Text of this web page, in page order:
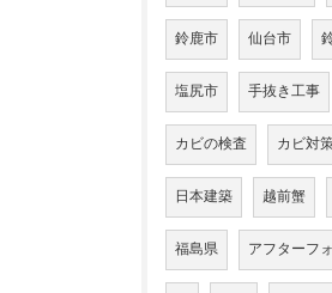
鈴鹿市 仙台市
塩尻市 手抜き工事
カビの検査 カビ対
日本建築 越前蟹
福島県 アフターフ